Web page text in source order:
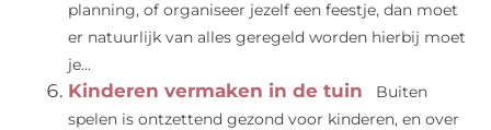
planning, of organiseer jezelf een feestje, dan moet
er natuurlijk van alles geregeld worden hierbij moet
je...
Kinderen vermaken in de tuin
Buiten
spelen is ontzettend gezond voor kinderen, en over